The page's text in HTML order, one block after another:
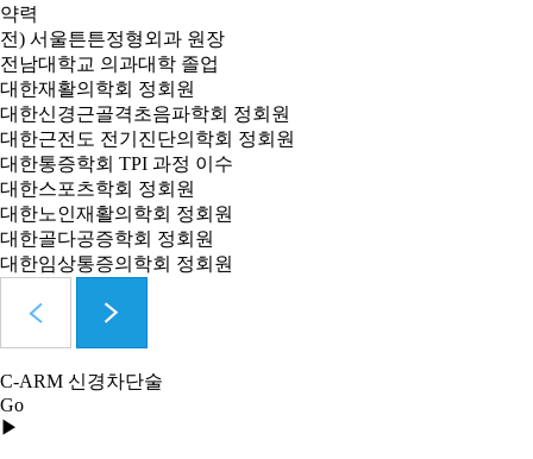
약력
전) 서울튼튼정형외과 원장
전남대학교 의과대학 졸업
대한재활의학회 정회원
대한신경근골격초음파학회 정회원
대한근전도 전기진단의학회 정회원
대한통증학회 TPI 과정 이수
대한스포츠학회 정회원
대한노인재활의학회 정회원
대한골다공증학회 정회원
대한임상통증의학회 정회원
C-ARM 신경차단술
Go
▶